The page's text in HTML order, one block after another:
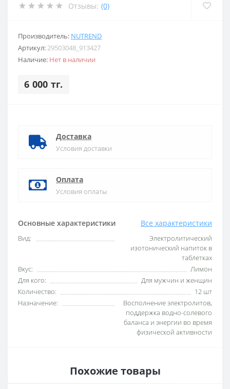
Отзывы: (0)
Производитель: NUTREND
Артикул:29503048_913427
Наличие: Нет в наличии
6 000 тг.
Основные характеристики Все характеристики
Вид:
Электролитический
изотонический напиток в
таблетках
Вкус:
Лимон
Для кого:
Для мужчин и женщин
Количество:
12 шт
Назначение:
Восполнение электролитов,
поддержка водно-солевого
баланса и энергии во время
физической активности
Доставка
Условия доставки
Оплата
Условия оплаты
Похожие товары